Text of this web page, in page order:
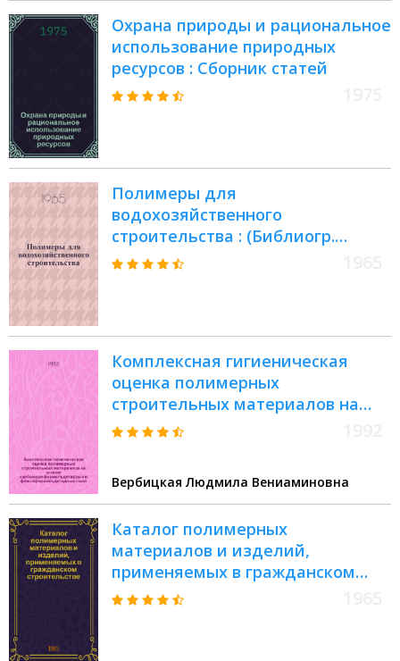
Охрана природы и рациональное
использование природных
ресурсов : Сборник статей
Полимеры для
водохозяйственного
строительства : (Библиогр.
указатель отеч. литературы)
Комплексная гигиеническая
оценка полимерных
строительных материалов на
основе
Автореф. дис. на соиск. учен.
степ. к.б.н
Вербицкая Людмила Вениаминовна
Каталог полимерных
материалов и изделий,
применяемых в гражданском
строительстве